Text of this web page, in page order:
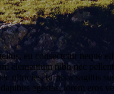
eu consectetur neque
nibh nec
ultricies, turpis a sagittis
egestas, lorem eros